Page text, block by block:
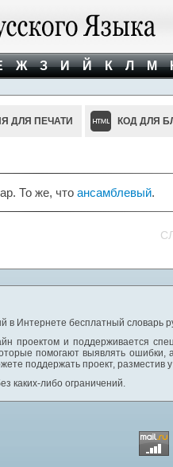
Ж З И Й К Л М
ДЛЯ ПЕЧАТИ КОД ДЛЯ
То же, что ансамблевый.
в Интернете бесплатный словарь
проектом и поддерживается
помогают выявлять
поддержать проект, разместив
каких-либо ограничений.